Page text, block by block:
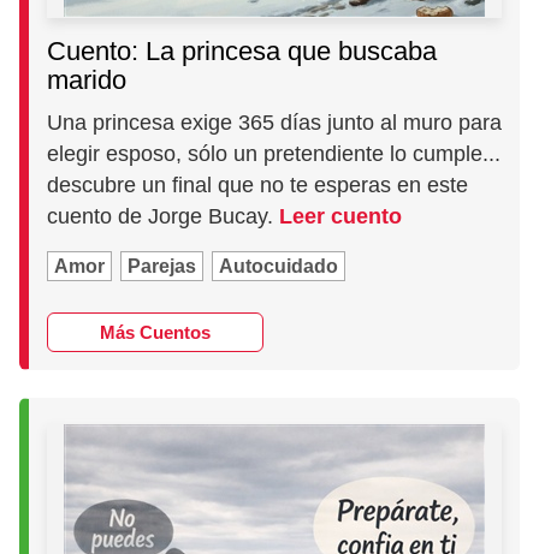
Cuento: La princesa que buscaba
marido
Una princesa exige 365 días junto al muro para
elegir esposo, sólo un pretendiente lo cumple...
descubre un final que no te esperas en este
cuento de Jorge Bucay. Leer cuento
Amor Parejas Autocuidado
Más Cuentos